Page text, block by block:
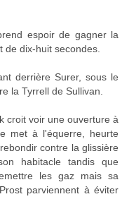
espoir de gagner la
de dix-huit secondes.
derrière Surer, sous le
la Tyrrell de Sullivan.
croit voir une ouverture à
met à l'équerre, heurte
contre la glissière
habitacle tandis que
les gaz mais sa
parviennent à éviter